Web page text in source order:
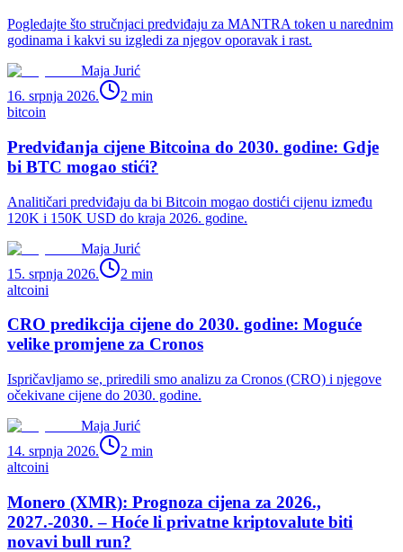
Pogledajte što stručnjaci predviđaju za MANTRA token u narednim
godinama i kakvi su izgledi za njegov oporavak i rast.
Maja Jurić
16. srpnja 2026.
2 min
bitcoin
Predviđanja cijene Bitcoina do 2030. godine: Gdje
bi BTC mogao stići?
Analitičari predviđaju da bi Bitcoin mogao dostići cijenu između
120K i 150K USD do kraja 2026. godine.
Maja Jurić
15. srpnja 2026.
2 min
altcoini
CRO predikcija cijene do 2030. godine: Moguće
velike promjene za Cronos
Ispričavljamo se, priredili smo analizu za Cronos (CRO) i njegove
očekivane cijene do 2030. godine.
Maja Jurić
14. srpnja 2026.
2 min
altcoini
Monero (XMR): Prognoza cijena za 2026.,
2027.-2030. – Hoće li privatne kriptovalute biti
novavi bull run?